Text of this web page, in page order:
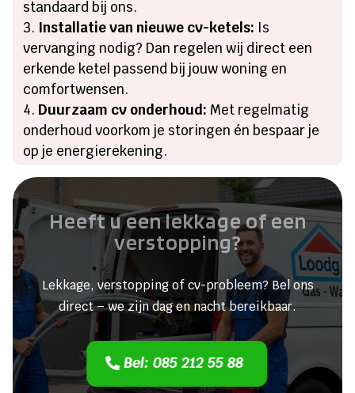
standaard bij ons.
Installatie van nieuwe cv-ketels: Is
vervanging nodig? Dan regelen wij direct een
erkende ketel passend bij jouw woning en
comfortwensen.
Duurzaam cv onderhoud: Met regelmatig
onderhoud voorkom je storingen én bespaar je
op je energierekening.
Heeft u een lekkage of een
verstopping?
Lekkage, verstopping of cv-probleem? Bel ons
direct – we zijn dag en nacht bereikbaar.
Bel: 085 212 55 88